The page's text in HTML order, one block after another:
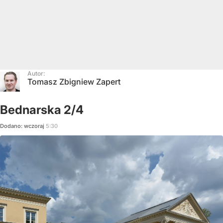
Autor:
Tomasz Zbigniew Zapert
Bednarska 2/4
Dodano: wczoraj 5:30